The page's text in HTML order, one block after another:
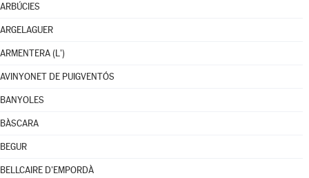
ARBÚCIES
ARGELAGUER
ARMENTERA (L')
AVINYONET DE PUIGVENTÓS
BANYOLES
BÀSCARA
BEGUR
BELLCAIRE D'EMPORDÀ